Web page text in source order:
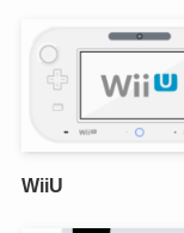
WiiU